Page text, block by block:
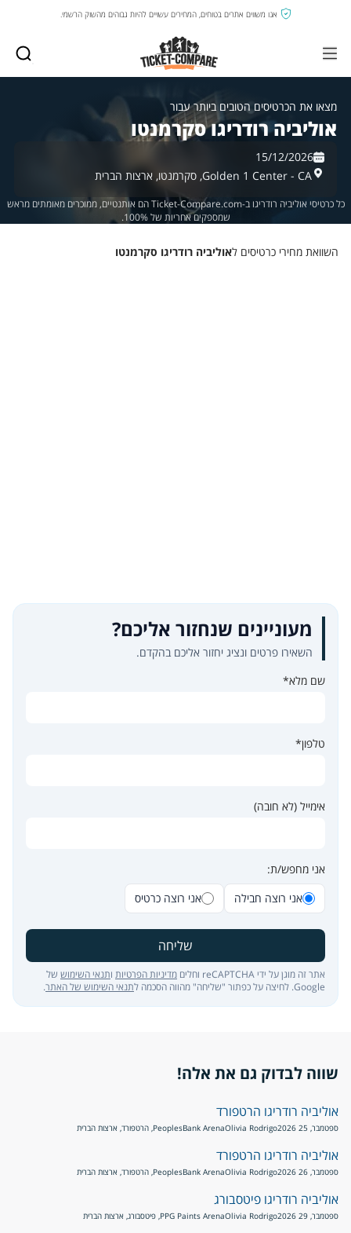
אנו משווים אתרים בטוחים, המחירים עשויים להיות גבוהים מהשוק הרשמי.
מצאו את הכרטיסים הטובים ביותר עבור
אוליביה רודריגו סקרמנטו
15/12/2026
Golden 1 Center - CA, סקרמנטו, ארצות הברית
כל כרטיסי אוליביה רודריגו ב-Ticket-Compare.com הם אותנטיים, ממוכרים מאומתים מראש
שמספקים אחריות של 100%.
השוואת מחירי כרטיסים לאוליביה רודריגו סקרמנטו
מעוניינים שנחזור אליכם?
השאירו פרטים ונציג יחזור אליכם בהקדם.
שם מלא*
טלפון*
אימייל (לא חובה)
אני מחפש/ת:
אני רוצה חבילה
אני רוצה כרטיס
שליחה
אתר זה מוגן על ידי reCAPTCHA וחלים מדיניות הפרטיות ותנאי השימוש של
Google. לחיצה על כפתור "שליחה" מהווה הסכמה ל
תנאי השימוש של האתר.
שווה לבדוק גם את אלה!
אוליביה רודריגו הרטפורד
ספטמבר, 25 2026 Olivia RodrigoPeoplesBank Arena, הרטפורד, ארצות הברית
אוליביה רודריגו הרטפורד
ספטמבר, 26 2026 Olivia RodrigoPeoplesBank Arena, הרטפורד, ארצות הברית
אוליביה רודריגו פיטסבורג
ספטמבר, 29 2026 Olivia RodrigoPPG Paints Arena, פיטסבורג, ארצות הברית